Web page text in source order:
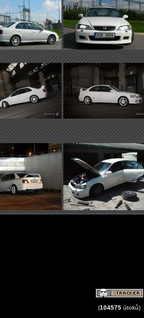
(104575 útoků)